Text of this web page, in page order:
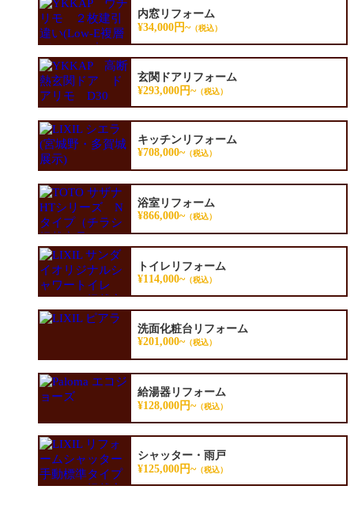
内窓リフォーム
¥34,000円~（税込）
玄関ドアリフォーム
¥293,000円~（税込）
キッチンリフォーム
¥708,000~（税込）
浴室リフォーム
¥866,000~（税込）
トイレリフォーム
¥114,000~（税込）
洗面化粧台リフォーム
¥201,000~（税込）
給湯器リフォーム
¥128,000円~（税込）
シャッター・雨戸
¥125,000円~（税込）